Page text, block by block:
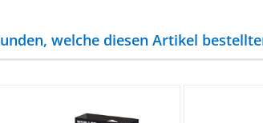
welche diesen Artikel